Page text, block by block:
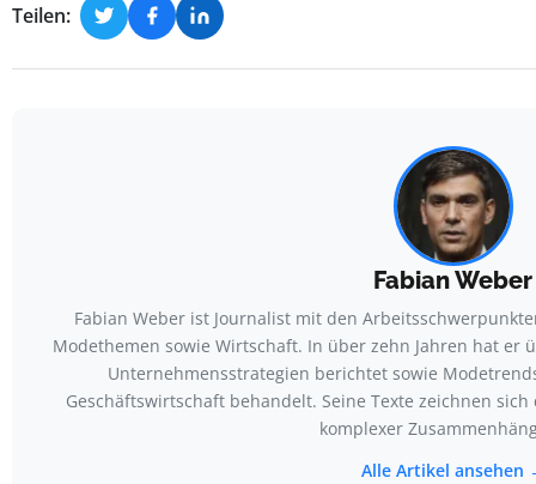
Teilen:
Fabian Weber
Fabian Weber ist Journalist mit den
Modethemen sowie Wirtschaft. In über zehn Jahren hat er
Unternehmensstrategien berichtet sowie
Geschäftswirtschaft behandelt. Seine Texte zeichnen
komplexer
Alle Artikel ansehen